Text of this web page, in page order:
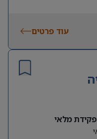
עוד פרטים
מלאי